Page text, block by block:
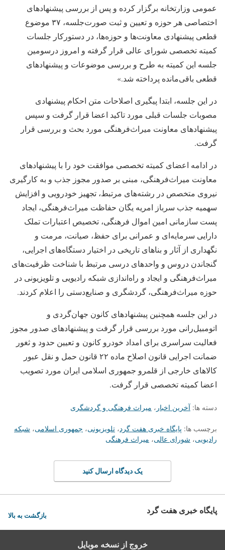
عمومی وزارتخانه برگزار کرده و پس از بررسی پیشنهادهای
اختصاصی هر حوزه و تعیین و ثبت صورت‌جلسه، ۳۷ موضوع
قطعی پیشنهادی معاونت‌ها و حوزه‌ها، در دستورکار جلسات
کمیته تخصصی شورای عالی قرار گرفته و امروز درسومین
جلسه این کمیته به طرح و بررسی موضوعات و پیشنهادهای
قطعی باقی‌مانده پرداخته شد.»
در این جلسه، ابتدا پیگیری اصلاحات متن احکام پیشنهادی
مصوبات جلسات قبلی مورد تاکید اعضا قرار گرفت و سپس
پیشنهادهای معاونت میراث‌فرهنگی مورد بحث و بررسی قرار
گرفت.
در ادامه اعضای کمیته تخصصی موافقت خود را با پیشنهادهای
معاونت میراث‌فرهنگی، مبنی بر صدور مجوز جذب و به کارگیری
نیروی متخصص در رشته‌های مرتبط، تجهیز خودرویی و افزایش
سهمیه جذب سرباز امریه یگان حفاظت میراث‌فرهنگی، ایجاد
پست سازمانی امین‌ اموال فرهنگی، تخصیص اعتبارات تملک
دارایی سرمایه‌ای و عمرانی برای حفظ، صیانت، مرمت و
نگهداری از آثار و بناهای تاریخی در اختیار دستگاه‌های اجرایی،
گنجاندن دروس و واحدهای درسی مرتبط با شناخت ظرفیت‌های
میراث‌فرهنگی و ایجاد و راه‌اندازی شبکه رادیویی و تلویزیونی در
حوزه میراث‌فرهنگی، گردشگری و صنایع‌دستی را اعلام کردند.
در این جلسه همچنین پیشنهادهای کانون جهان‌گردی و
اتومبیل‌رانی مورد بررسی قرار گرفت و پیشنهادهای صدور مجوز
فعالیت سراسری برای امداد خودرو کانون و تعیین حدود و ثغور
ضمانت اجرایی قانون اصلاح ماده ۲۲ قانون حمل و نقل عبور
کالاهای خارجی از قلمرو جمهوری اسلامی ایران مورد تصویب
اعضا کمیته تخصصی قرار گرفت.
دسته ها: آخرین اخبار ، میراث فرهنگی و گردشگری
برچسب ها: پایگاه خبری هفت گرد، تلویزیونی، جمهوری اسلامی، شبکه
رادیویی، شورای عالی، میراث فرهنگی
یک دیدگاه ارسال کنید
پایگاه خبری هفت گرد بازگشت به بالا
خروج از نسخه موبایل